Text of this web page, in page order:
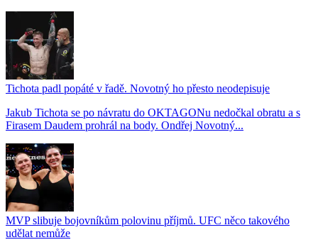
Tichota padl popáté v řadě. Novotný ho přesto neodepisuje
Jakub Tichota se po návratu do OKTAGONu nedočkal obratu a s
Firasem Daudem prohrál na body. Ondřej Novotný...
MVP slibuje bojovníkům polovinu příjmů. UFC něco takového
udělat nemůže